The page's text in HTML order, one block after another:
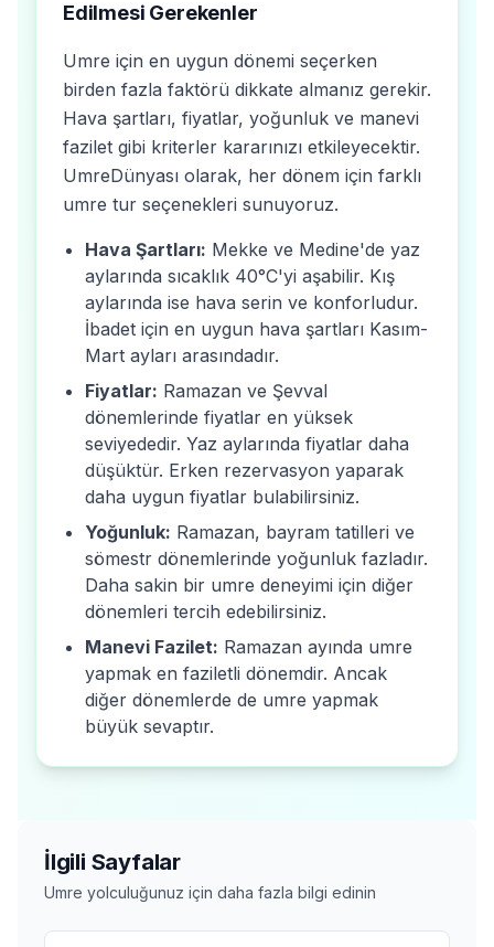
Edilmesi Gerekenler
Umre için en uygun dönemi seçerken
birden fazla faktörü dikkate almanız gerekir.
Hava şartları, fiyatlar, yoğunluk ve manevi
fazilet gibi kriterler kararınızı etkileyecektir.
UmreDünyası olarak, her dönem için farklı
umre tur seçenekleri sunuyoruz.
Hava Şartları: Mekke ve Medine'de yaz
aylarında sıcaklık 40°C'yi aşabilir. Kış
aylarında ise hava serin ve konforludur.
İbadet için en uygun hava şartları Kasım-
Mart ayları arasındadır.
Fiyatlar: Ramazan ve Şevval
dönemlerinde fiyatlar en yüksek
seviyededir. Yaz aylarında fiyatlar daha
düşüktür. Erken rezervasyon yaparak
daha uygun fiyatlar bulabilirsiniz.
Yoğunluk: Ramazan, bayram tatilleri ve
sömestr dönemlerinde yoğunluk fazladır.
Daha sakin bir umre deneyimi için diğer
dönemleri tercih edebilirsiniz.
Manevi Fazilet: Ramazan ayında umre
yapmak en faziletli dönemdir. Ancak
diğer dönemlerde de umre yapmak
büyük sevaptır.
İlgili Sayfalar
Umre yolculuğunuz için daha fazla bilgi edinin